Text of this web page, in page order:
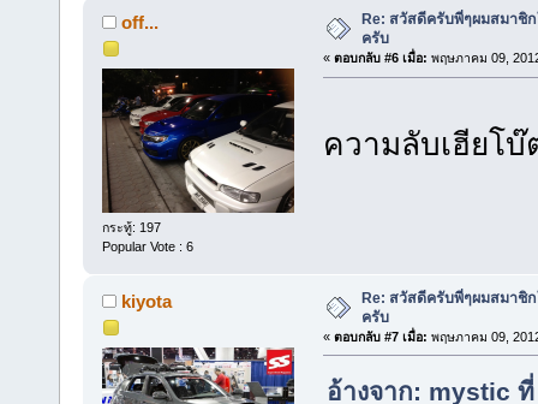
off...
กระทู้: 197
Popular Vote : 6
Re: สวัสดีครับพี่ๆผมสมาชิ
ครับ
« ตอบกลับ #6 เมื่อ: พฤษภาคม 09,
ความลับเฮียโบ๊
kiyota
Re: สวัสดีครับพี่ๆผมสมาชิ
ครับ
« ตอบกลับ #7 เมื่อ: พฤษภาคม 09,
อ้างจาก: mystic